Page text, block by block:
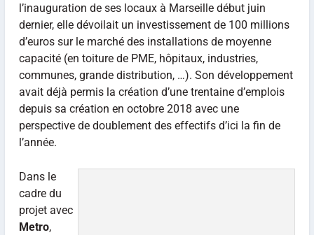
l’inauguration de ses locaux à Marseille début juin
dernier, elle dévoilait un investissement de 100 millions
d’euros sur le marché des installations de moyenne
capacité (en toiture de PME, hôpitaux, industries,
communes, grande distribution, …). Son développement
avait déjà permis la création d’une trentaine d’emplois
depuis sa création en octobre 2018 avec une
perspective de doublement des effectifs d’ici la fin de
l’année.
Dans le
cadre du
projet avec
Metro,